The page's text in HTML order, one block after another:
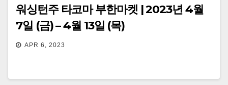
워싱턴주 타코마 부한마켓 | 2023년 4월
7일 (금) – 4월 13일 (목)
APR 6, 2023